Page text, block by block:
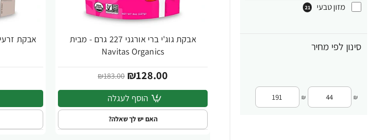
מזון טבעי 21
סינון לפי מחיר
₪
₪
-30%
אבקת גוג'י ברי אורגני 227 גרם - מבית
Navitas Organics
₪128.00
₪183.00
הוסף לעגלה
האם יש לך שאלה?
-30%